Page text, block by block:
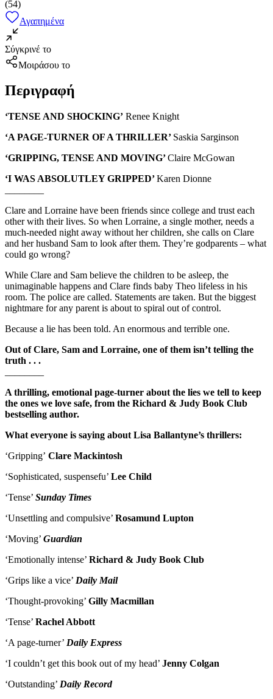
(54)
Αγαπημένα
Σύγκρινέ το
Μοιράσου το
Περιγραφή
‘TENSE AND SHOCKING’ Renee Knight
‘A PAGE-TURNER OF A THRILLER’ Saskia Sarginson
‘GRIPPING, TENSE AND MOVING’Claire McGowan
‘I WAS ABSOLUTLEY GRIPPED’Karen Dionne
Clare and Lorraine have been friends since college and trust each
other with their lives. So when Lorraine, a single mother, needs a
much-needed night away without her children, she calls on Clare
and her husband Sam to look after them. They’re godparents – what
could go wrong?
While Clare and Sam believe the children to be asleep, the
unimaginable happens and Clare finds baby Theo lifeless in his
room. The police are called. Statements are taken. But the biggest
nightmare for any parent is about to spiral out of control.
Because a lie has been told. An enormous and terrible one.
Out of Clare, Sam and Lorraine, one of them isn’t telling the
truth . . .
A thrilling, emotional page-turner about the lies we tell to keep
the ones we love safe, from the Richard & Judy Book Club
bestselling author.
What everyone is saying about Lisa Ballantyne’s thrillers:
‘Gripping’ Clare Mackintosh
‘Sophisticated, suspensefu’ Lee Child
‘Tense’ Sunday Times
‘Unsettling and compulsive’ Rosamund Lupton
‘Moving’ Guardian
‘Emotionally intense’ Richard & Judy Book Club
‘Grips like a vice’ Daily Mail
‘Thought-provoking’ Gilly Macmillan
‘Tense’ Rachel Abbott
‘A page-turner’ Daily Express
‘I couldn’t get this book out of my head’ Jenny Colgan
‘Outstanding’ Daily Record